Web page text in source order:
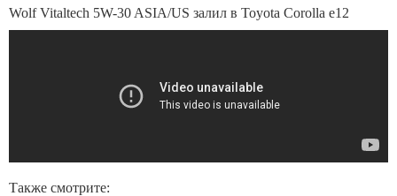
Wolf Vitaltech 5W-30 ASIA/US залил в Toyota Corolla e12
Также смотрите: